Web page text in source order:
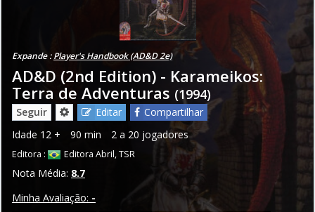
Expande :Player's Handbook (AD&D 2e)
AD&D (2nd Edition) - Karameikos:
Terra de Adventuras (1994)
Seguir Editar
Compartilhar
Idade 12 + 90 min 2 a 20 jogadores
Editora : Editora Abril,TSR
Nota Média: 8.7
Minha Avaliação: -